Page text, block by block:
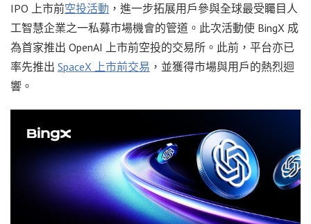
IPO 上市前空投活動 ，進一步拓展用戶參與全球最受矚目人
工智慧企業之一私募市場機會的管道。此次活動使 BingX 成
為首家推出 OpenAI 上市前空投的交易所。此前，平台亦已
率先推出 SpaceX 上市前交易 ，並獲得市場與用戶的熱烈迴
響。